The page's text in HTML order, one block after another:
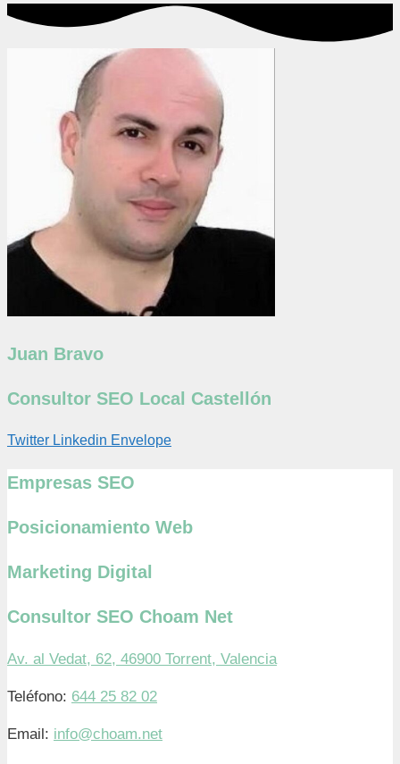
Juan Bravo
Consultor SEO Local Castellón
Twitter Linkedin Envelope
Empresas SEO
Posicionamiento Web
Marketing Digital
Consultor SEO Choam Net
Av. al Vedat, 62, 46900 Torrent, Valencia
Teléfono: 644 25 82 02
Email: info@choam.net